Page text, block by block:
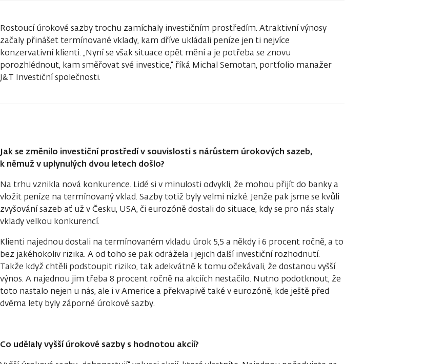
Rostoucí úrokové sazby trochu zamíchaly investičním prostředím. Atraktivní výnosy
začaly přinášet termínované vklady, kam dříve ukládali peníze jen ti nejvíce
konzervativní klienti. „Nyní se však situace opět mění a je potřeba se znovu
porozhlédnout, kam směřovat své investice,“ říká Michal Semotan, portfolio manažer
J&T Investiční společnosti.
Jak se změnilo investiční prostředí v souvislosti s nárůstem úrokových sazeb,
k němuž v uplynulých dvou letech došlo?
Na trhu vznikla nová konkurence. Lidé si v minulosti odvykli, že mohou přijít do banky a
vložit peníze na termínovaný vklad. Sazby totiž byly velmi nízké. Jenže pak jsme se kvůli
zvyšování sazeb ať už v Česku, USA, či eurozóně dostali do situace, kdy se pro nás staly
vklady velkou konkurencí.
Klienti najednou dostali na termínovaném vkladu úrok 5,5 a někdy i 6 procent ročně, a to
bez jakéhokoliv rizika. A od toho se pak odrážela i jejich další investiční rozhodnutí.
Takže když chtěli podstoupit riziko, tak adekvátně k tomu očekávali, že dostanou vyšší
výnos. A najednou jim třeba 8 procent ročně na akciích nestačilo. Nutno podotknout, že
toto nastalo nejen u nás, ale i v Americe a překvapivě také v eurozóně, kde ještě před
dvěma lety byly záporné úrokové sazby.
Co udělaly vyšší úrokové sazby s hodnotou akcií?